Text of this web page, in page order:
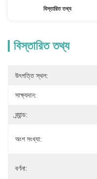
বিস্তারিত তথ্য
বিস্তারিত তথ্য
উৎপত্তি স্থল:
সাক্ষ্যদান:
ব্র্যান্ড:
অংশ সংখ্যা:
বর্ণনা: